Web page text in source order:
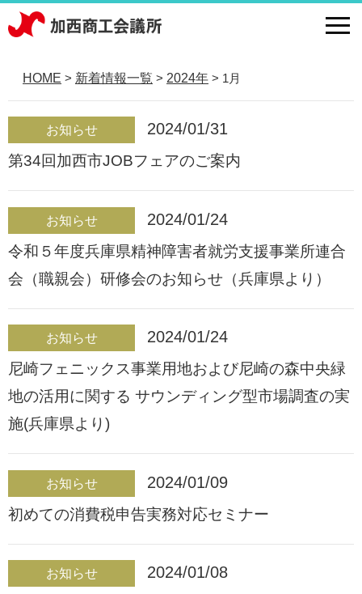
HOME > 新着情報一覧 > 2024年 > 1月
お知らせ 2024/01/31
第34回加西市JOBフェアのご案内
お知らせ 2024/01/24
令和５年度兵庫県精神障害者就労支援事業所連合
会（職親会）研修会のお知らせ（兵庫県より）
お知らせ 2024/01/24
尼崎フェニックス事業用地および尼崎の森中央緑
地の活用に関する サウンディング型市場調査の実
施(兵庫県より)
お知らせ 2024/01/09
初めての消費税申告実務対応セミナー
お知らせ 2024/01/08